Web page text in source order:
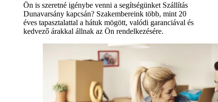
Ön is szeretné igénybe venni a segítségünket Szállítás
Dunavarsány kapcsán? Szakembereink több, mint 20
éves tapasztalattal a hátuk mögött, valódi garanciával és
kedvező árakkal állnak az Ön rendelkezésére.